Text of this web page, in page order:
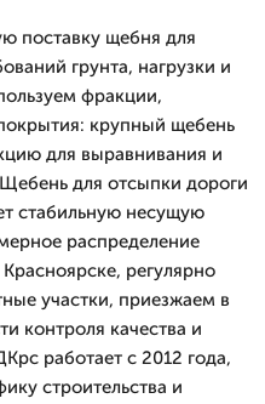
поставку щебня для
грунта, нагрузки и
фракции,
крупный щебень
для выравнивания и
для отсыпки дороги
стабильную несущую
распределение
регулярно
участки, приезжаем в
контроля качества и
работает с 2012 года,
строительства и